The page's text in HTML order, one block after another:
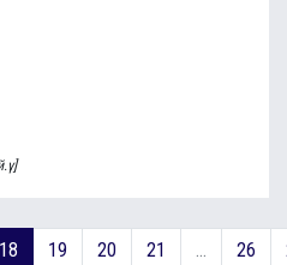
18 19 20 21 ... 26